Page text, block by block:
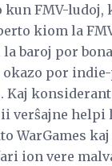
FMV-ludoj,
kiom la
baroj por
okazo por
verŝajne
WarGames
ion vere